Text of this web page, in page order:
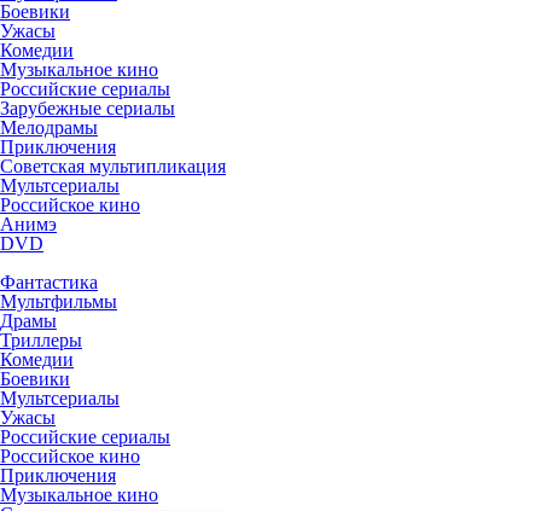
Боевики
Ужасы
Комедии
Музыкальное кино
Российские сериалы
Зарубежные сериалы
Мелодрамы
Приключения
Советская мультипликация
Мультсериалы
Российское кино
Анимэ
DVD
Фантастика
Мультфильмы
Драмы
Триллеры
Комедии
Боевики
Мультсериалы
Ужасы
Российские сериалы
Российское кино
Приключения
Музыкальное кино